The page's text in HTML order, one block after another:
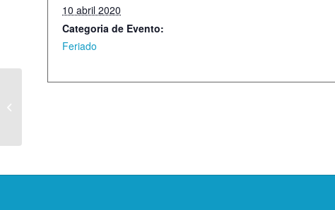
10 abril 2020
Categoria de Evento:
Feriado